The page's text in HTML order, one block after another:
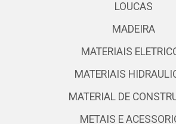
LOUCAS
MADEIRA
MATERIAIS
MATERIAIS
MATERIAL DE
METAIS E